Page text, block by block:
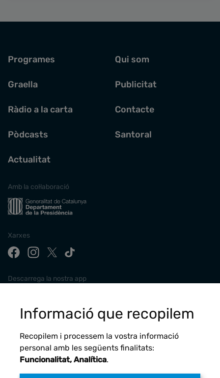
Programes
Graella
Ràdio a la carta
Pòdcasts
Actualitat
Qui som
Publicitat
Contacte
Santoral
Amb la col·laboració
Xarxes
Descarrega la nostra app
Informació que recopilem
Recopilem i processem la vostra informació
personal amb les següents finalitats:
Funcionalitat, Analítica.